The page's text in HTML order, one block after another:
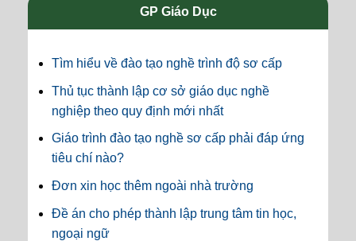
GP Giáo Dục
Tìm hiểu về đào tạo nghề trình độ sơ cấp
Thủ tục thành lập cơ sở giáo dục nghề
nghiệp theo quy định mới nhất
Giáo trình đào tạo nghề sơ cấp phải đáp ứng
tiêu chí nào?
Đơn xin học thêm ngoài nhà trường
Đề án cho phép thành lập trung tâm tin học,
ngoại ngữ